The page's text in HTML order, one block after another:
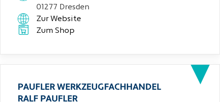
01277 Dresden
Zur Website
Zum Shop
PAUFLER WERKZEUGFACHHANDEL
RALF PAUFLER